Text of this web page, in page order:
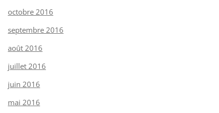
octobre 2016
septembre 2016
août 2016
juillet 2016
juin 2016
mai 2016